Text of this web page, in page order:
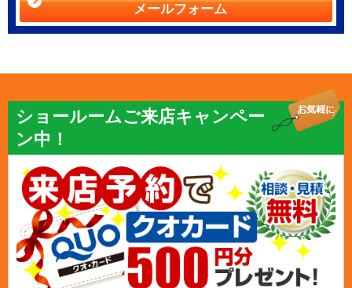
メールフォーム
ショールームご来店キャンペー
ン中！